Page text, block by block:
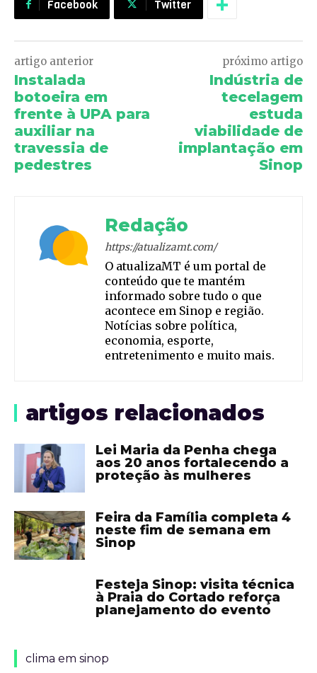
Facebook Twitter
artigo anterior
Instalada
botoeira em
frente à UPA para
auxiliar na
travessia de
pedestres
próximo artigo
Indústria de
tecelagem
estuda
viabilidade de
implantação em
Sinop
Redação
https://atualizamt.com/
O atualizaMT é um portal de
conteúdo que te mantém
informado sobre tudo o que
acontece em Sinop e região.
Notícias sobre política,
economia, esporte,
entretenimento e muito mais.
artigos relacionados
Lei Maria da Penha chega
aos 20 anos fortalecendo a
proteção às mulheres
Feira da Família completa 4
neste fim de semana em
Sinop
Festeja Sinop: visita técnica
à Praia do Cortado reforça
planejamento do evento
clima em sinop